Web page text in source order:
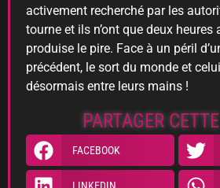
activement recherché par les
tourne et ils n’ont que deux heures
produise le pire. Face à un péril
précédent, le sort du monde et
désormais entre leurs mains !
PARTAGER
FACEBOOK
LINKEDIN